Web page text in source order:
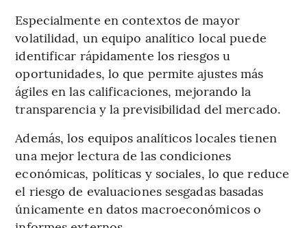
Especialmente en contextos de mayor
volatilidad, un equipo analítico local puede
identificar rápidamente los riesgos u
oportunidades, lo que permite ajustes más
ágiles en las calificaciones, mejorando la
transparencia y la previsibilidad del mercado.
Además, los equipos analíticos locales tienen
una mejor lectura de las condiciones
económicas, políticas y sociales, lo que reduce
el riesgo de evaluaciones sesgadas basadas
únicamente en datos macroeconómicos o